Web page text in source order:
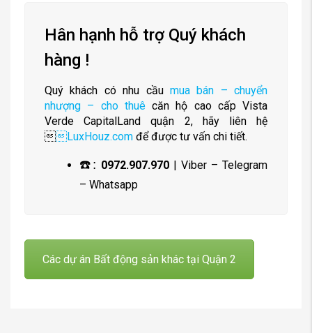
Hân hạnh hỗ trợ Quý khách
hàng !
Quý khách có nhu cầu mua bán – chuyển
nhượng – cho thuêcăn hộ cao cấp Vista
Verde CapitalLand quận 2, hãy liên hệ
LuxHouz.com để được tư vấn chi tiết.
☎️: 0972.907.970 | Viber – Telegram
– Whatsapp
Các dự án Bất động sản khác tại Quận 2